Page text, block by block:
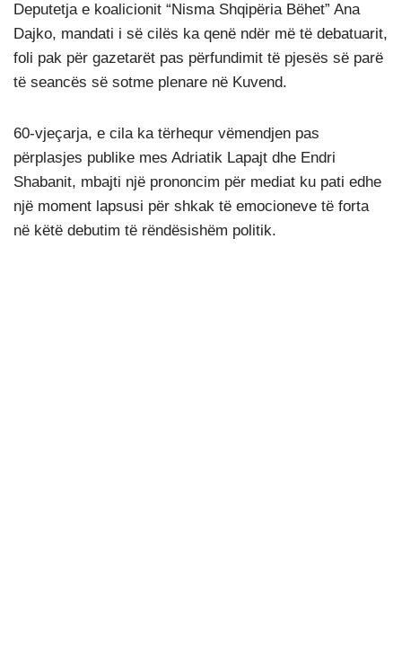
Deputetja e koalicionit “Nisma Shqipëria Bëhet” Ana
Dajko, mandati i së cilës ka qenë ndër më të debatuarit,
foli pak për gazetarët pas përfundimit të pjesës së parë
të seancës së sotme plenare në Kuvend.
60-vjeçarja, e cila ka tërhequr vëmendjen pas
përplasjes publike mes Adriatik Lapajt dhe Endri
Shabanit, mbajti një prononcim për mediat ku pati edhe
një moment lapsusi për shkak të emocioneve të forta
në këtë debutim të rëndësishëm politik.